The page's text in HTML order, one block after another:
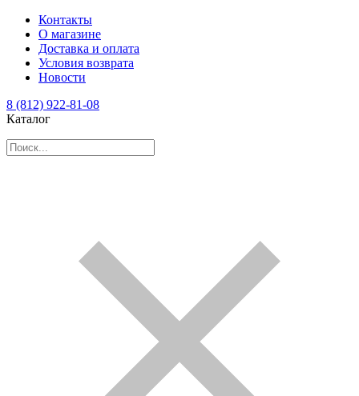
Контакты
О магазине
Доставка и оплата
Условия возврата
Новости
8 (812) 922-81-08
Каталог